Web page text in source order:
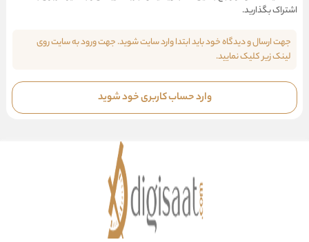
اشتراک بگذارید.
جهت ارسال و دیدگاه خود باید ابتدا وارد سایت شوید. جهت ورود به سایت روی
لینک زیر کلیک نمایید.
وارد حساب کاربری خود شوید